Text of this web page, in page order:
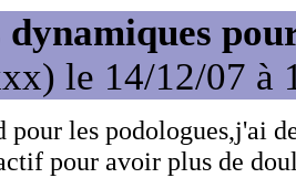
dynamiques
le 14/12/07 à
pour les podologues,j'ai
pour avoir plus de